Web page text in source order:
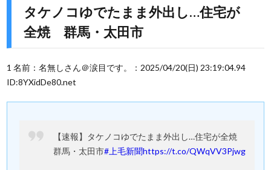
タケノコゆでたまま外出し…住宅が
全焼 群馬・太田市
1 名前：名無しさん＠涙目です。：2025/04/20(日) 23:19:04.94
ID:8YXidDe80.net
【速報】タケノコゆでたまま外出し…住宅が全焼
群馬・太田市#上毛新聞https://t.co/QWqVV3Pjwg